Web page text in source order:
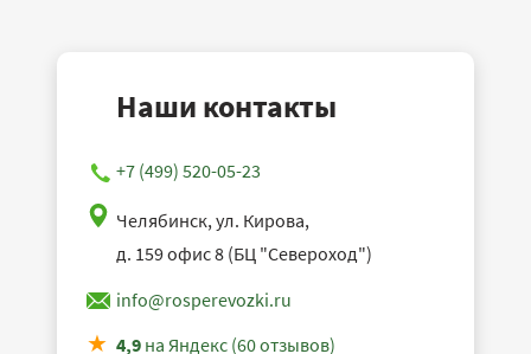
Наши контакты
+7 (499) 520-05-23
Челябинск, ул. Кирова,
д. 159 офис 8 (БЦ "Североход")
info@rosperevozki.ru
4,9 на Яндекс (60 отзывов)